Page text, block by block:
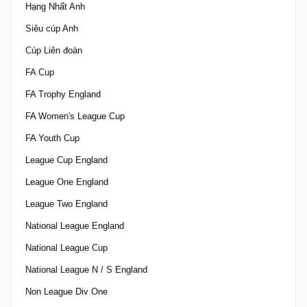
Hạng Nhất Anh
Siêu cúp Anh
Cúp Liên đoàn
FA Cup
FA Trophy England
FA Women's League Cup
FA Youth Cup
League Cup England
League One England
League Two England
National League England
National League Cup
National League N / S England
Non League Div One